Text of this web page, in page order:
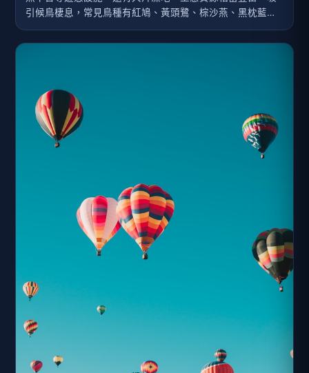
引候鳥棲息，常見鳥種有紅鳩、黃頭鷺、棕沙燕、黑枕藍
鵲，小水鴨、蒼鷺等。也是宜蘭濱海自行車道溪南段的終
點，在單車之旅的尾聲與水鳥同樂，為宜蘭濱海旅遊帶來多
觀景平台與生態棧道，上面有軍事碉堡的遺跡，在地形上是
屬於不會再受到海浪營力作用的「固定沙丘」，也是離海岸
較遠的老沙丘，生長有苦楝、黃槿等喬木，從觀景平台俯瞰
生態池濕地，是適合賞鳥踏青的散步景點。